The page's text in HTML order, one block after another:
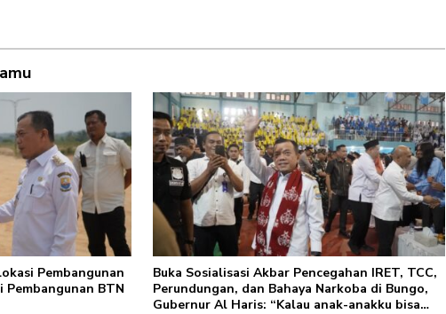
Pembangunan
Pembangunan BTN
Buka Sosialisasi Akbar Pencegahan IRET, TCC,
Perundungan, dan Bahaya Narkoba di Bungo,
Gubernur Al Haris: “Kalau anak-anakku bisa